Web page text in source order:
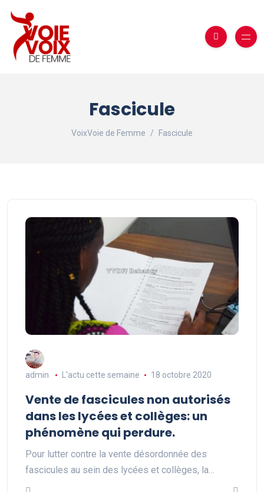
Fascicule
VoixVoie de Femme Fascicule
admin L'actu cette semaine 18 octobre 2020
Vente de fascicules non autorisés
dans les lycées et collèges: un
phénomène qui perdure.
Pour lutter contre la vente désordonnée des
fascicules au sein des lycées et collèges, la…